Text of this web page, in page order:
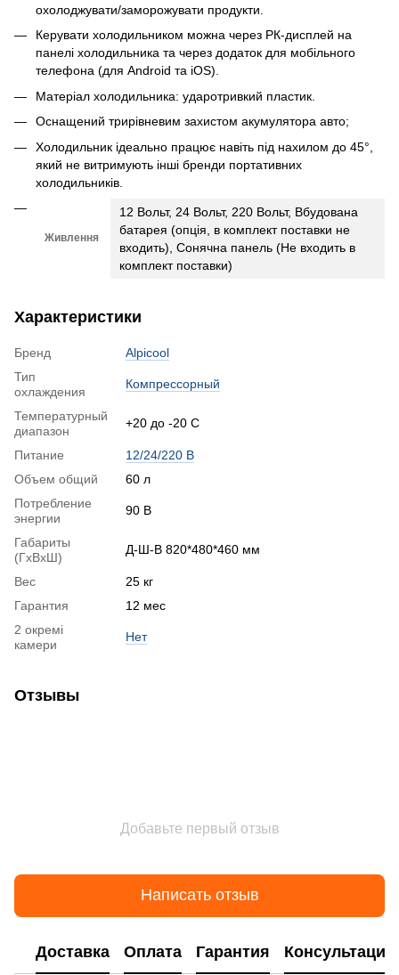
охолоджувати/заморожувати продукти.
Керувати холодильником можна через РК-дисплей на
панелі холодильника та через додаток для мобільного
телефона (для Android та iOS).
Матеріал холодильника: ударотривкий пластик.
Оснащений трирівневим захистом акумулятора авто;
Холодильник ідеально працює навіть під нахилом до 45°,
який не витримують інші бренди портативних
холодильників.
Живлення
12 Вольт, 24 Вольт, 220 Вольт, Вбудована
батарея (опція, в комплект поставки не
входить), Сонячна панель (Не входить в
комплект поставки)
Характеристики
Бренд
Alpicool
Тип
охлаждения
Компрессорный
Температурный
диапазон
+20 до -20 С
Питание
12/24/220 В
Объем общий
60 л
Потребление
энергии
90 В
Габариты
(ГхВхШ)
Д-Ш-В 820*480*460 мм
Вес
25 кг
Гарантия
12 мес
2 окремі
камери
Нет
Отзывы
Добавьте первый отзыв
Написать отзыв
Доставка Оплата Гарантия Консультация